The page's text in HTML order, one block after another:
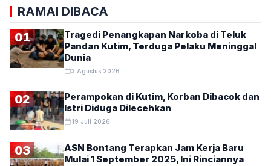
RAMAI DIBACA
01
Tragedi Penangkapan Narkoba di Teluk
Pandan Kutim, Terduga Pelaku Meninggal
Dunia
3 Agustus 2026
02
Perampokan di Kutim, Korban Dibacok dan
Istri Diduga Dilecehkan
19 Juli 2026
03
ASN Bontang Terapkan Jam Kerja Baru
Mulai 1 September 2025, Ini Rinciannya